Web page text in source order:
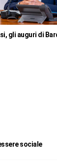
gli auguri di
sociale